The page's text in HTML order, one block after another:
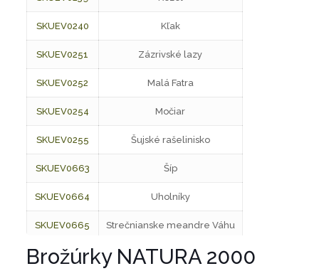
SKUEV0240 Kľak
SKUEV0251 Zázrivské lazy
SKUEV0252 Malá Fatra
SKUEV0254 Močiar
SKUEV0255 Šujské rašelinisko
SKUEV0663 Šíp
SKUEV0664 Uholníky
SKUEV0665 Strečnianske meandre Váhu
SKUEV0667 Slnečné skaly
Brožúrky NATURA 2000